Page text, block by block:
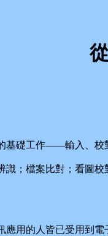
基礎工作——輸入、校
識；檔案比對；看圖校
的人皆已受用到電